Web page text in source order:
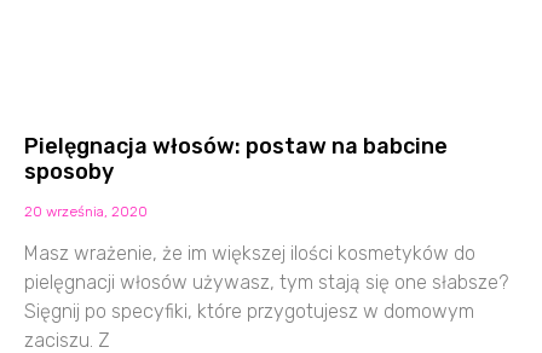
Pielęgnacja włosów: postaw na babcine
sposoby
20 września, 2020
Masz wrażenie, że im większej ilości kosmetyków do
pielęgnacji włosów używasz, tym stają się one słabsze?
Sięgnij po specyfiki, które przygotujesz w domowym
zaciszu. Z